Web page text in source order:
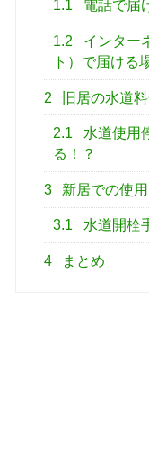
1.1 電話で届
1.2
インター
ト）で届ける
2 旧居の水道
2.1
水道使用
る！？
3 新居での使
3.1 水道開栓
4 まとめ